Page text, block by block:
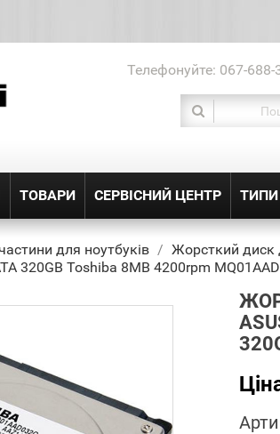
Телефонуйте: 067-688-
ТОВАРИ СЕРВІСНИЙ ЦЕНТР ТИПИ
для ноутбуків Жорсткий диск
320GB Toshiba 8MB 4200rpm